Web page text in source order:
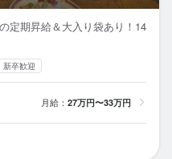
定期昇給＆大入り袋あり！14
新卒歓迎
月給： 27万円〜33万円